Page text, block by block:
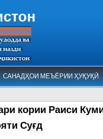
САНАДҲОИ МЕЪЁРИИ ҲУҚУҚӢ
кории Раиси
Суғд